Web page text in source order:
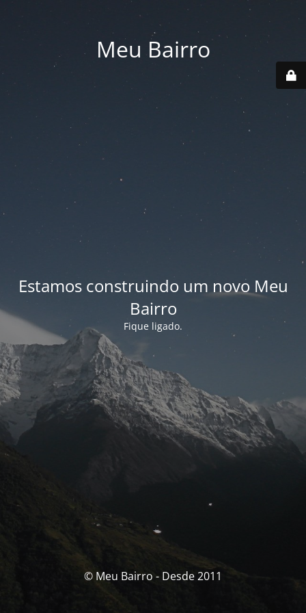
Meu Bairro
Estamos construindo um novo Meu
Bairro
Fique ligado.
© Meu Bairro - Desde 2011